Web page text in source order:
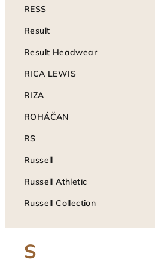
RESS
Result
Result Headwear
RICA LEWIS
RIZA
ROHÁČAN
RS
Russell
Russell Athletic
Russell Collection
S